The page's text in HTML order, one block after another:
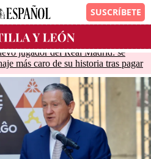
jugador del Real Madrid: se
más caro de su historia tras pagar